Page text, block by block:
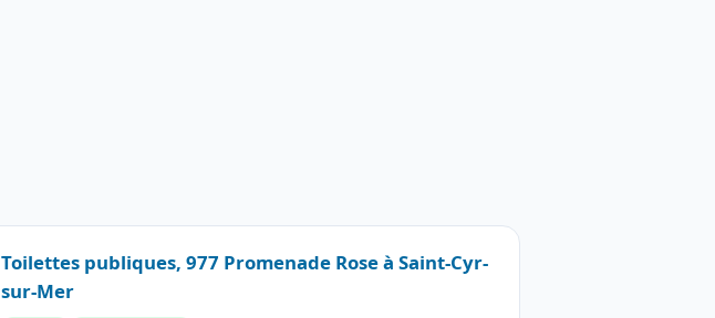
Toilettes publiques, 977 Promenade Rose à Saint-Cyr-
sur-Mer